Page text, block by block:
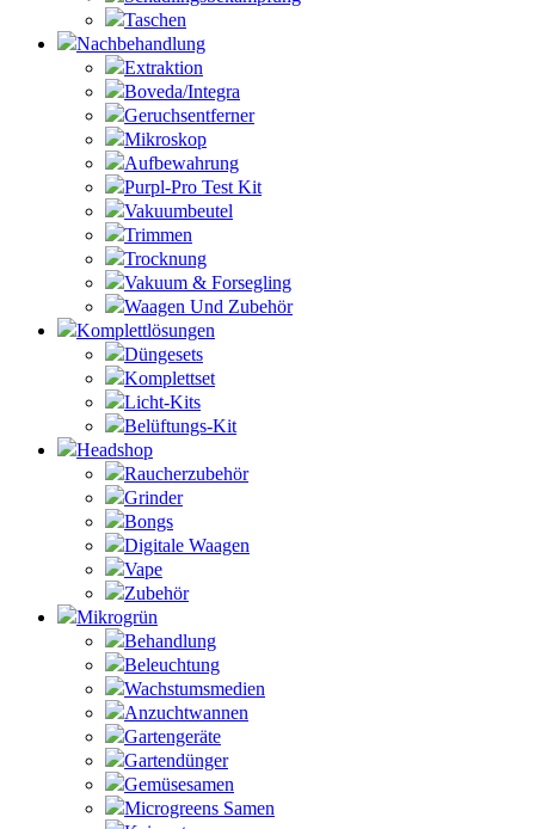
Taschen
Nachbehandlung
Extraktion
Boveda/Integra
Geruchsentferner
Mikroskop
Aufbewahrung
Purpl-Pro Test Kit
Vakuumbeutel
Trimmen
Trocknung
Vakuum & Forsegling
Waagen Und Zubehör
Komplettlösungen
Düngesets
Komplettset
Licht-Kits
Belüftungs-Kit
Headshop
Raucherzubehör
Grinder
Bongs
Digitale Waagen
Vape
Zubehör
Mikrogrün
Behandlung
Beleuchtung
Wachstumsmedien
Anzuchtwannen
Gartengeräte
Gartendünger
Gemüsesamen
Microgreens Samen